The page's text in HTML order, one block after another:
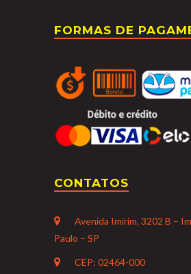
FORMAS DE
CONTATOS
Avenida Imirim, 3202 B –
Paulo – SP
CEP: 02464-000